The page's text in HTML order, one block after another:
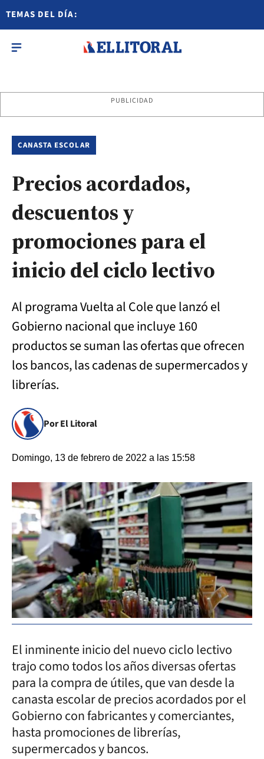
TEMAS DEL DÍA:
PUBLICIDAD
CANASTA ESCOLAR
Precios acordados,
descuentos y
promociones para el
inicio del ciclo lectivo
Al programa Vuelta al Cole que lanzó el
Gobierno nacional que incluye 160
productos se suman las ofertas que ofrecen
los bancos, las cadenas de supermercados y
librerías.
Por El Litoral
Domingo, 13 de febrero de 2022 a las 15:58
El inminente inicio del nuevo ciclo lectivo
trajo como todos los años diversas ofertas
para la compra de útiles, que van desde la
canasta escolar de precios acordados por el
Gobierno con fabricantes y comerciantes,
hasta promociones de librerías,
supermercados y bancos.